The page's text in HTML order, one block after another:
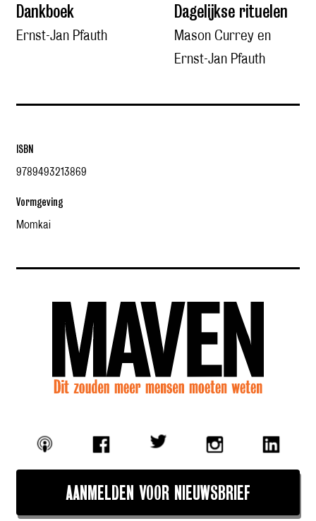
Dankboek
Ernst-Jan Pfauth
Dagelijkse rituelen
Mason Currey en
Ernst-Jan Pfauth
ISBN
9789493213869
Vormgeving
Momkai
AANMELDEN VOOR NIEUWSBRIEF